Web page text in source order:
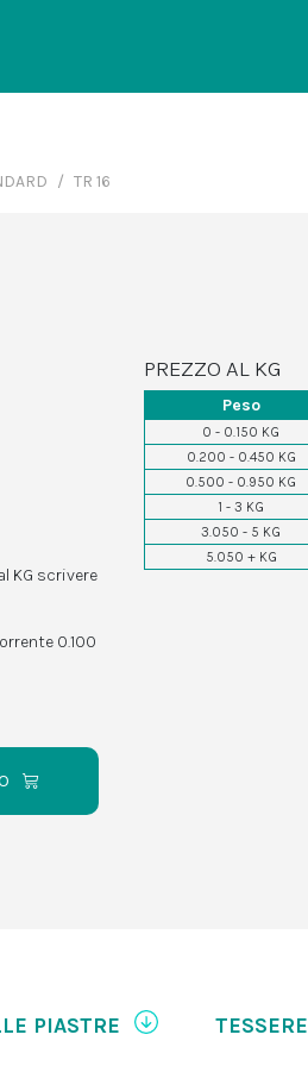
TR 16
KG scrivere
0.100
PREZZO AL KG
Peso
0 - 0.150 KG
0.200 - 0.450 KG
0.500 - 0.950 KG
1 - 3 KG
3.050 - 5 KG
5.050 + KG
PIASTRE TESSERE